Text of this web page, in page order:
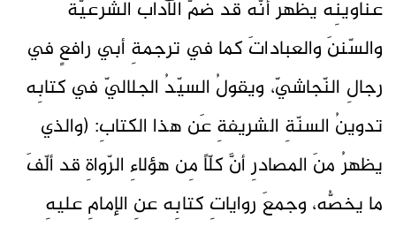
عناوينِه يظهرُ أنّهُ قد ضمَّ الآدابَ الشرعيّةَ
والسّننَ والعباداتَ كما في ترجمةِ أبي رافعٍ في
رجالِ النّجاشيّ، ويقولُ السيّدُ الجلاليّ في كتابِه
تدوينُ السنّةِ الشريفةِ عَن هذا الكتابِ: (والذي
يظهرُ منَ المصادرِ أنَّ كلّاً مِن هؤلاءِ الرّواةِ قد ألّفَ
ما يخصُّه، وجمعَ رواياتِ كتابِه عنِ الإمامِ عليهِ